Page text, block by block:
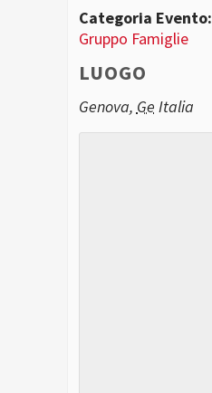
Categoria Evento:
Gruppo Famiglie
LUOGO
Genova, Ge Italia